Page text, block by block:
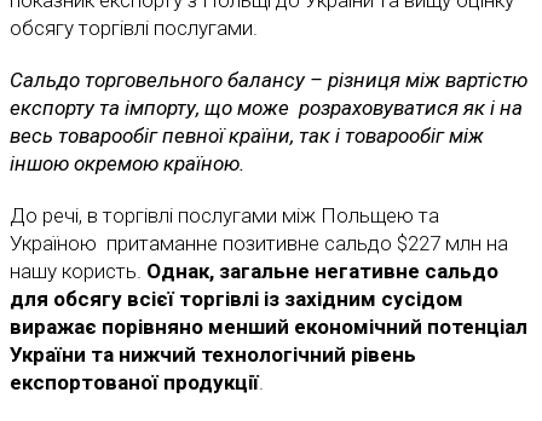
обсягу торгівлі послугами.
Сальдо торговельного балансу – різниця між вартістю
експорту та імпорту, що може розраховуватися як і на
весь товарообіг певної країни, так і товарообіг між
іншою окремою країною.
До речі, в торгівлі послугами між Польщею та
Україною притаманне позитивне сальдо $227 млн на
нашу користь. Однак, загальне негативне сальдо
для обсягу всієї торгівлі із західним сусідом
виражає порівняно менший економічний потенціал
України та нижчий технологічний рівень
експортованої продукції.